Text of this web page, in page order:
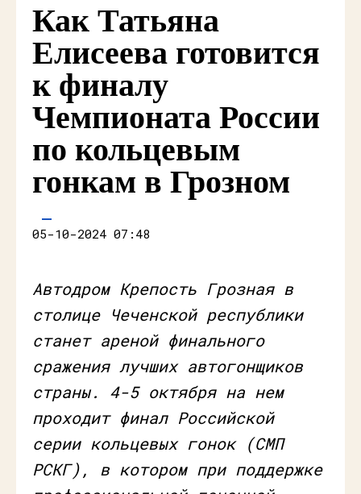
Как Татьяна
Елисеева готовится
к финалу
Чемпионата России
по кольцевым
гонкам в Грозном
05-10-2024 07:48
Автодром Крепость Грозная в
столице Чеченской республики
станет ареной финального
сражения лучших автогонщиков
страны. 4-5 октября на нем
проходит финал Российской
серии кольцевых гонок (СМП
РСКГ), в котором при поддержке